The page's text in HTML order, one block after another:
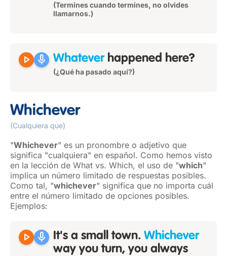
(Termines cuando termines, no olvides
llamarnos.)
play_arrow mic Whateverhappened here?
(¿Qué ha pasado aquí?)
Whichever
(Cualquiera que)
"Whichever" es un pronombre o adjetivo que
significa "cualquiera" en español. Como hemos visto
en la lección de What vs. Which, el uso de "which"
implica un número limitado de respuestas posibles.
Como tal, "whichever" significa que no importa cuál
entre el número limitado de opciones posibles.
Ejemplos:
play_arrow mic It's a small town. Whichever
way you turn, you always